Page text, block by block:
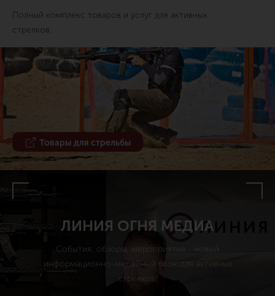
ЛИНИЯ ОГНЯ МЕДИА
События, обзоры, мероприятия - новый
информационно-медийный блок для активных
стрелков!
Полный комплекс товаров и услуг для активных
стрелков.
Товары для стрельбы